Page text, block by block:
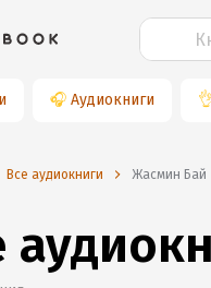
🎧 Аудиокниги 👌
Все аудиокниги Жасмин Бай